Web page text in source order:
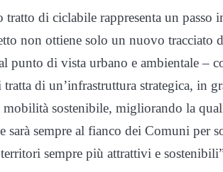
tratto di ciclabile rappresenta un
non ottiene solo un nuovo tracciato
punto di vista urbano e ambientale –
di un’infrastruttura strategica, in
mobilità sostenibile, migliorando la
sempre al fianco dei Comuni per
sempre più attrattivi e